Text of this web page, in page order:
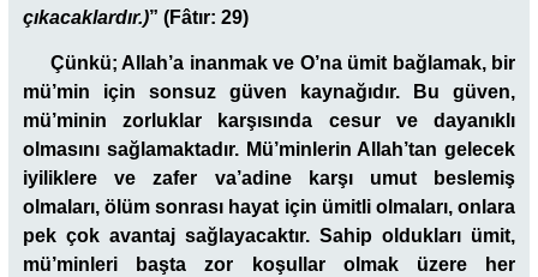
çıkacaklardır.)” (Fâtır: 29)
Çünkü; Allah’a inanmak ve O’na ümit bağlamak, bir
mü’min için sonsuz güven kaynağıdır. Bu güven,
mü’minin zorluklar karşısında cesur ve dayanıklı
olmasını sağlamaktadır. Mü’minlerin Allah’tan gelecek
iyiliklere ve zafer va’adine karşı umut beslemiş
olmaları, ölüm sonrası hayat için ümitli olmaları, onlara
pek çok avantaj sağlayacaktır. Sahip oldukları ümit,
mü’minleri başta zor koşullar olmak üzere her